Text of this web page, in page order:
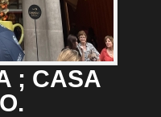
; CASA